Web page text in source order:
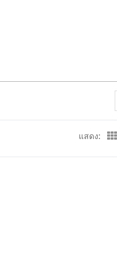
แสดง: